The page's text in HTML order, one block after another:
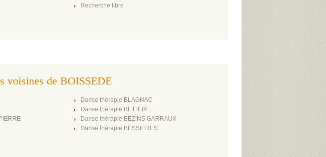
Recherche libre
voisines de BOISSEDE
Danse thérapie BLAGNAC
Danse thérapie BILLIERE
Danse thérapie BEZINS GARRAUX
Danse thérapie BESSIERES